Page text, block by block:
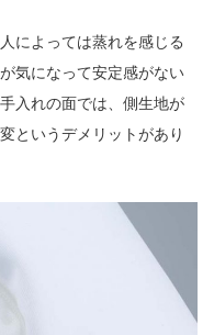
によっては蒸れを感じる
気になって安定感がない
入れの面では、側生地が
というデメリットがあり